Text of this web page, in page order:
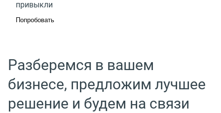
привыкли
Попробовать
Разберемся в вашем
бизнесе, предложим лучшее
решение и будем на связи